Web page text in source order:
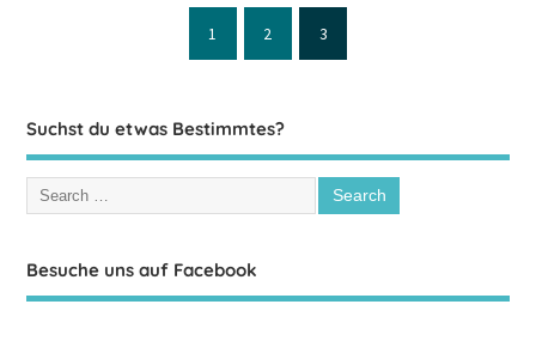
1 2 3
Suchst du etwas Bestimmtes?
Besuche uns auf Facebook